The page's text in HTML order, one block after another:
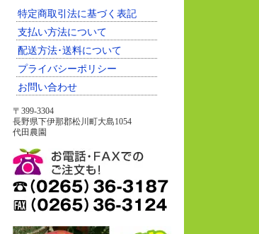
特定商取引法に基づく表記
支払い方法について
配送方法･送料について
プライバシーポリシー
お問い合わせ
〒399-3304
長野県下伊那郡松川町大島1054
代田農園